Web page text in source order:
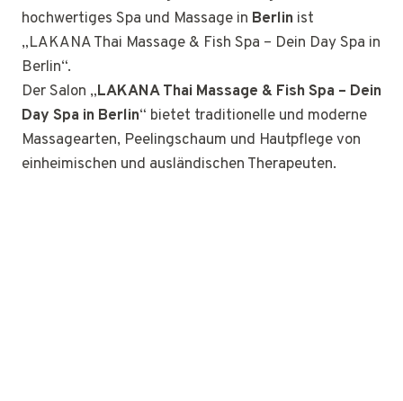
hochwertiges Spa und Massage in Berlin ist
„LAKANA Thai Massage & Fish Spa – Dein Day Spa in
Berlin“.
Der Salon „LAKANA Thai Massage & Fish Spa – Dein
Day Spa in Berlin“ bietet traditionelle und moderne
Massagearten, Peelingschaum und Hautpflege von
einheimischen und ausländischen Therapeuten.